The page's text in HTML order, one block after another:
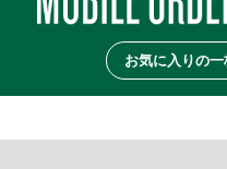
お気に入りの